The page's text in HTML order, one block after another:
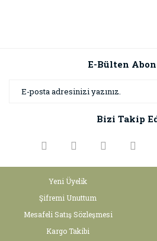
E-Bülten
Bizi Takip
Yeni Üyelik
Şifremi Unuttum
Mesafeli Satış Sözleşmesi
Kargo Takibi